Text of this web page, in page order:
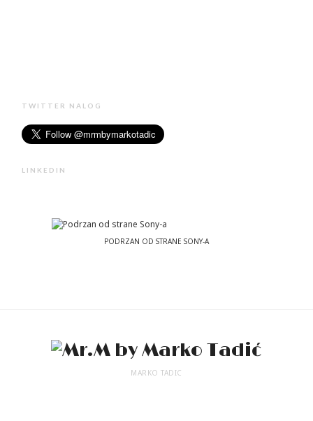
TWITTER NALOG
LINKEDIN
PODRZAN OD STRANE SONY-A
MARKO TADIC